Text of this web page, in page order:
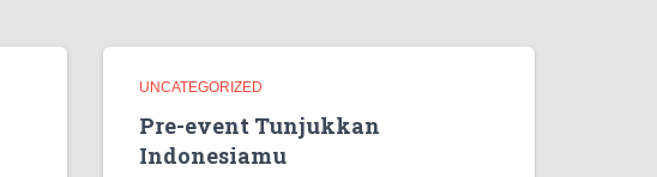
UNCATEGORIZED
Pre-event Tunjukkan
Indonesiamu